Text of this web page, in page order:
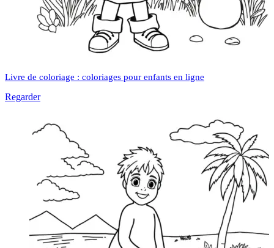
Livre de coloriage : coloriages pour enfants en ligne
Regarder